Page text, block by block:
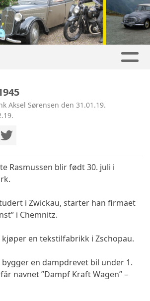
Aksel Sørensen den 31.01.19.
Rasmussen blir født 30. juli i
i Zwickau, starter han firmaet
i Chemnitz.
kjøper en tekstilfabrikk i Zschopau.
bygger en dampdrevet bil under 1.
navnet ”Dampf Kraft Wagen” –